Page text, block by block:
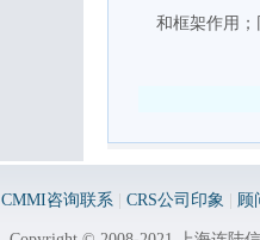
和框架作用
CMMI咨询联系 CRS公司印象 顾